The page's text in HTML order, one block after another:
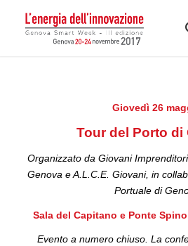
Giovedì 26
Tour del Porto di
Organizzato da Giovani
Genova e A.L.C.E. Giovani, in
Portuale di
Sala del Capitano e Ponte
Evento a numero chiuso. La